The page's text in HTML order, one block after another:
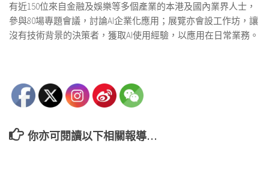
有近150位來自金融及娛樂等多個產業的本港及國內業界人士，
參與80場專題會議，討論AI企業化應用；展覽亦會設工作坊，讓
沒有技術背景的決策者，獲取AI使用經驗，以應用在日常業務。
你亦可閱讀以下相關報導…